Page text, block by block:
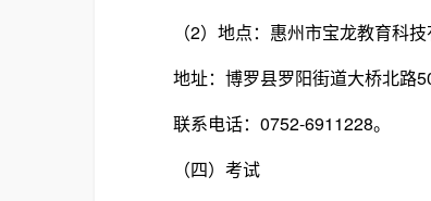
（2）地点：惠州市宝龙教育科技
地址：博罗县罗阳街道大桥北路
联系电话：0752-6911228。
（四）考试